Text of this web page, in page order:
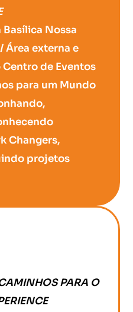
Nossa
Área externa e
de Eventos
para um Mundo
Changers,
projetos
PARA O